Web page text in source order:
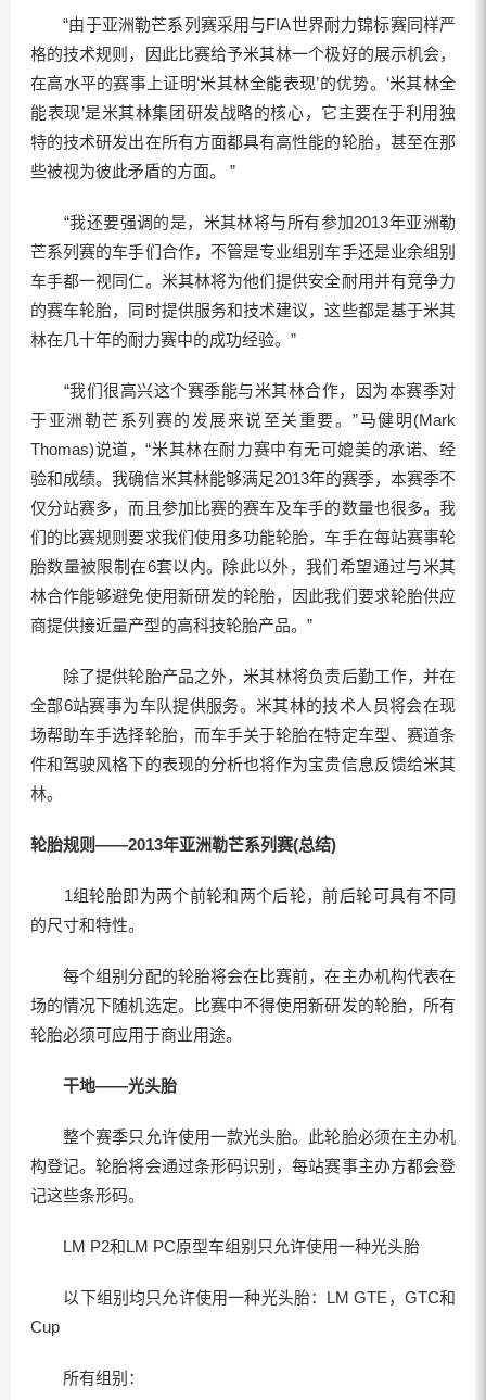
“由于亚洲勒芒系列赛采用与FIA世界耐力锦标赛同样严
格的技术规则，因此比赛给予米其林一个极好的展示机会，
在高水平的赛事上证明‘米其林全能表现’的优势。‘米其林全
能表现’是米其林集团研发战略的核心，它主要在于利用独
特的技术研发出在所有方面都具有高性能的轮胎，甚至在那
些被视为彼此矛盾的方面。 ”
“我还要强调的是，米其林将与所有参加2013年亚洲勒
芒系列赛的车手们合作，不管是专业组别车手还是业余组别
车手都一视同仁。米其林将为他们提供安全耐用并有竞争力
的赛车轮胎，同时提供服务和技术建议，这些都是基于米其
林在几十年的耐力赛中的成功经验。”
“我们很高兴这个赛季能与米其林合作，因为本赛季对
于亚洲勒芒系列赛的发展来说至关重要。”马健明(Mark
Thomas)说道，“米其林在耐力赛中有无可媲美的承诺、经
验和成绩。我确信米其林能够满足2013年的赛季，本赛季不
仅分站赛多，而且参加比赛的赛车及车手的数量也很多。我
们的比赛规则要求我们使用多功能轮胎，车手在每站赛事轮
胎数量被限制在6套以内。除此以外，我们希望通过与米其
林合作能够避免使用新研发的轮胎，因此我们要求轮胎供应
商提供接近量产型的高科技轮胎产品。”
除了提供轮胎产品之外，米其林将负责后勤工作，并在
全部6站赛事为车队提供服务。米其林的技术人员将会在现
场帮助车手选择轮胎，而车手关于轮胎在特定车型、赛道条
件和驾驶风格下的表现的分析也将作为宝贵信息反馈给米其
林。
轮胎规则——2013年亚洲勒芒系列赛(总结)
1组轮胎即为两个前轮和两个后轮，前后轮可具有不同
的尺寸和特性。
每个组别分配的轮胎将会在比赛前，在主办机构代表在
场的情况下随机选定。比赛中不得使用新研发的轮胎，所有
轮胎必须可应用于商业用途。
干地——光头胎
整个赛季只允许使用一款光头胎。此轮胎必须在主办机
构登记。轮胎将会通过条形码识别，每站赛事主办方都会登
记这些条形码。
LM P2和LM PC原型车组别只允许使用一种光头胎
以下组别均只允许使用一种光头胎：LM GTE，GTC和
Cup
所有组别：